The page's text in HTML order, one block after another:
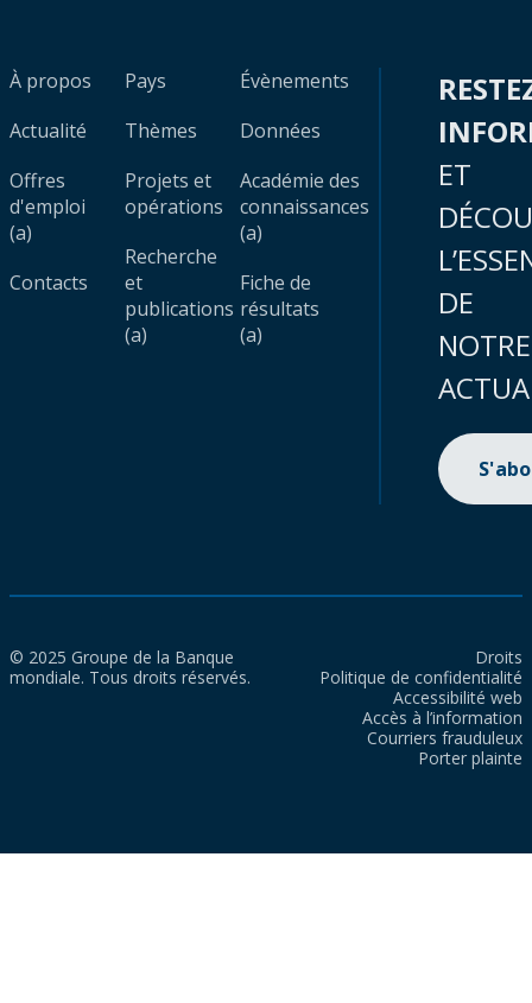
À propos
Actualité
Offres
d'emploi
(a)
Contacts
Pays
Thèmes
Projets et
opérations
Recherche
et
publications
(a)
Évènements
Données
Académie des
connaissances
(a)
Fiche de
résultats
(a)
ET
DE
NOTRE
© 2025 Groupe de la Banque
mondiale. Tous droits réservés.
Droits
Politique de confidentialité
Accessibilité web
Accès à l’information
Courriers frauduleux
Porter plainte